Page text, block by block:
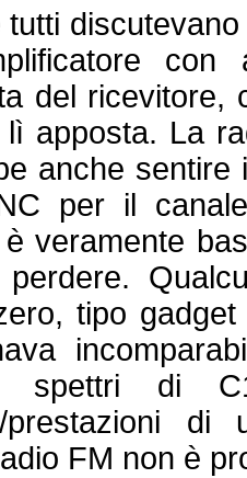
tutti
con
del ricevitore,
lì apposta. La
anche
per il
è veramente
perdere.
tipo
spettri di
prestazioni di
FM non è